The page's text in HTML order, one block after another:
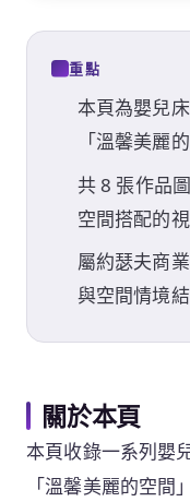
重點
本頁為嬰兒
「溫馨美麗
共 8 張作品
空間搭配的
屬約瑟夫商
與空間情境
關於本頁
本頁收錄一系列嬰
「溫馨美麗的空